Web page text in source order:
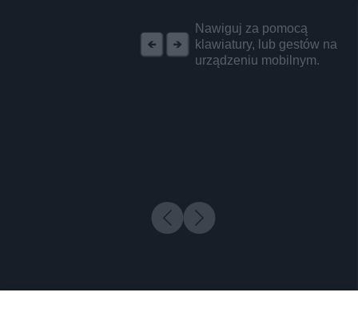
Nawiguj za pomocą
klawiatury, lub gestów na
urządzeniu mobilnym.